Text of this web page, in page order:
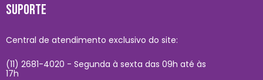
SUPORTE
Central de atendimento exclusivo do site:
(11) 2681-4020 - Segunda à sexta das 09h até às
17h